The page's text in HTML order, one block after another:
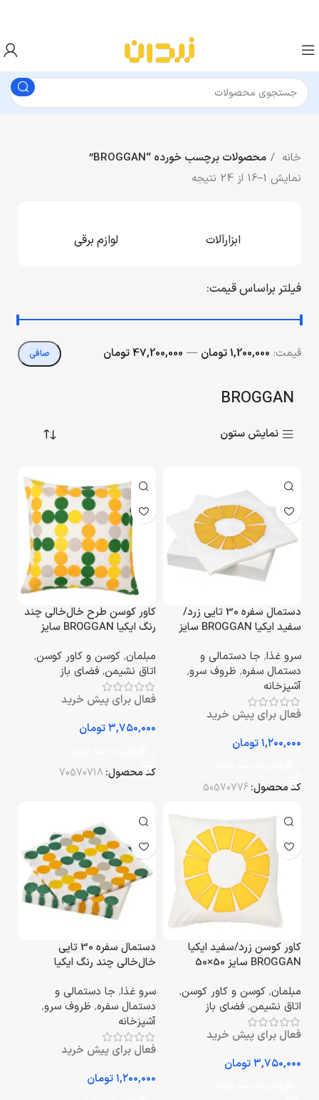
خانه
محصولات برچسب خورده “BROGGAN”
نمایش 1–16 از 24 نتیجه
ابزارآلات لوازم برقی
فیلتر براساس قیمت:
صافی قيمت: 1,200,000 تومان — 47,200,000 تومان
BROGGAN
نمایش ستون
دستمال سفره 30 تایی زرد/
سفید ایکیا BROGGAN سایز
سرو غذا, جا دستمالی و
دستمال سفره, ظروف سرو,
آشپزخانه
فعال برای پیش خرید
تومان
کد محصول:50570776
کاور کوسن طرح خال‌خالی چند
رنگ ایکیا BROGGAN سایز
مبلمان, کوسن و کاور کوسن,
اتاق نشیمن, فضای باز
فعال برای پیش خرید
تومان
کد محصول: 70570718
کاور کوسن زرد/سفید ایکیا
BROGGAN سایز 50×50
مبلمان, کوسن و کاور کوسن,
اتاق نشیمن, فضای باز
فعال برای پیش خرید
تومان
دستمال سفره 30 تایی
خال‌خالی چند رنگ ایکیا
سانتی‌متر
سرو غذا, جا دستمالی و
دستمال سفره, ظروف سرو,
آشپزخانه
فعال برای پیش خرید
تومان